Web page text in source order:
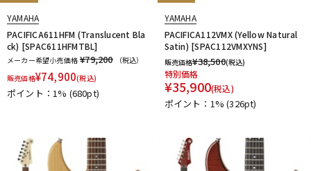
YAMAHA
PACIFICA611HFM (Translucent Bla
ck) [SPAC611HFMTBL]
メーカー希望小売価格 ¥79,200
（税込）
販売価格¥74,900(税込)
ポイント：1% (680pt)
YAMAHA
PACIFICA112VMX (Yellow Natural
Satin) [SPAC112VMXYNS]
販売価格¥38,500(税込)
特別価格
¥35,900(税込)
ポイント：1%(326pt)